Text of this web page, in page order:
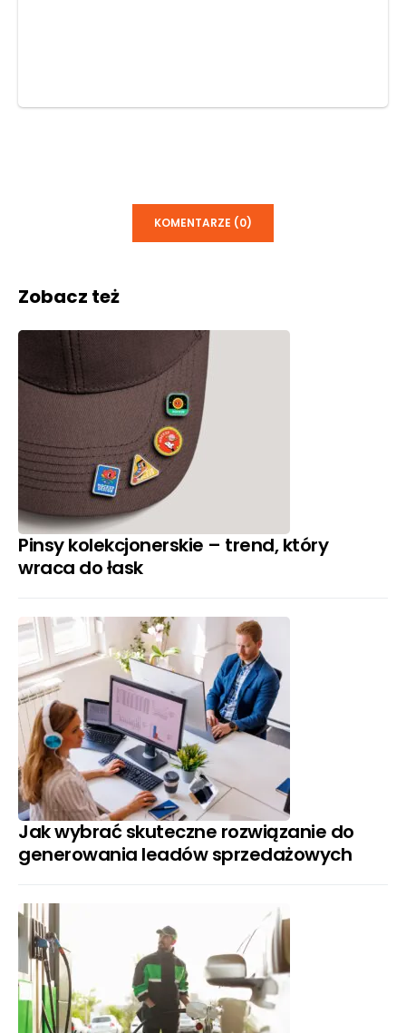
KOMENTARZE (0)
Zobacz też
Pinsy kolekcjonerskie – trend, który
wraca do łask
Jak wybrać skuteczne rozwiązanie do
generowania leadów sprzedażowych